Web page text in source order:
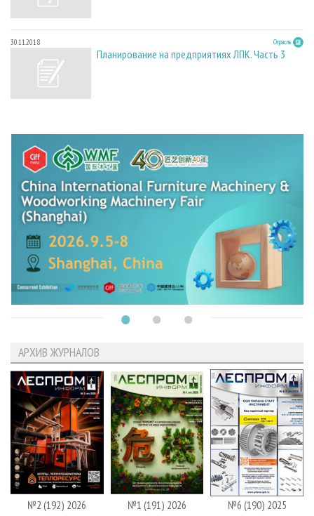
30.11.2018 Отрасль
Планирование на предприятиях ЛПК. Часть 3
АРХИВ ЖУРНАЛОВ
№2 (192) 2026 №1 (191) 2026 №6 (190) 2025